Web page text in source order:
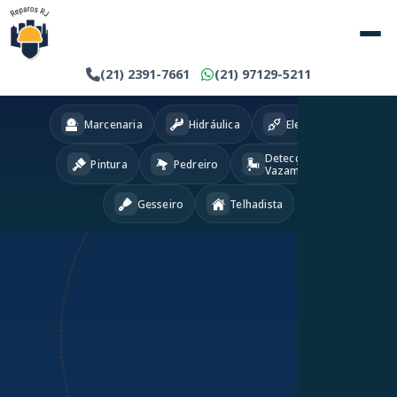
(21) 2391-7661 (21) 97129-5211
Marcenaria Hidráulica Eletricista
Pintura Pedreiro
Detecção
Vazamentos
Gesseiro Telhadista